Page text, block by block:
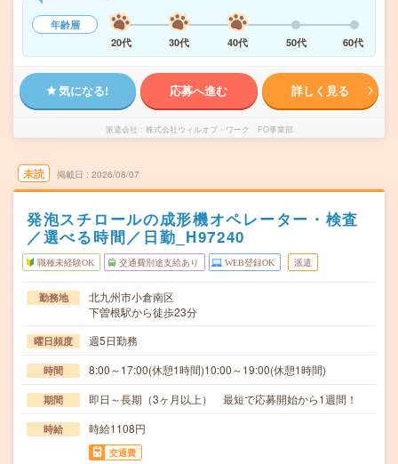
年齢層
20代
30代 40代 50代 60代
気になる! 応募へ進む 詳しく見る
派遣会社 株式会社ウィルオブ・ワーク FO事業部
未読 掲載日 2026/08/07
発泡スチロールの成形機オペレーター・検査
／選べる時間／日勤_H97240
職種未経験OK 交通費別途支給あり WEB登録OK 派遣
勤務地
北九州市小倉南区
下曽根駅から徒歩23分
曜日頻度 週5日勤務
時間 8:00～17:00(休憩1時間)10:00～19:00(休憩1時間)
期間 即日～長期（3ヶ月以上） 最短で応募開始から1週間！
時給 時給1108円
交通費